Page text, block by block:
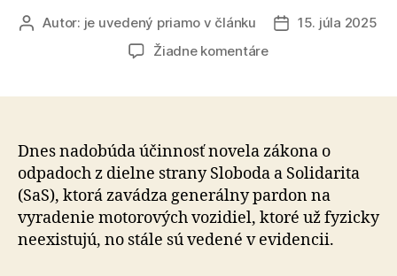
AutorAutor: je uvedený priamo v článku
Dátum
15. júla 2025
Žiadne komentárena
platiť
generálny
pardon
na
vyradenie
neexistujúcich
Dnes nadobúda účinnosť novela zákona o
odpadoch z dielne strany Sloboda a Solidarita
(SaS), ktorá zavádza generálny pardon na
vyradenie motorových vozidiel, ktoré už fyzicky
neexistujú, no stále sú vedené v evidencii.